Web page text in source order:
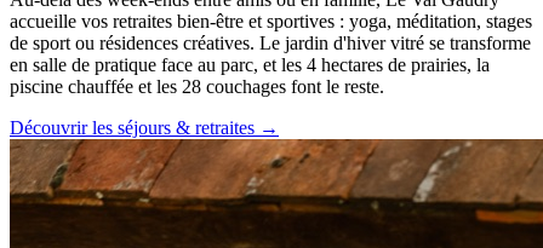
accueille vos retraites bien-être et sportives : yoga, méditation, stages
de sport ou résidences créatives. Le jardin d'hiver vitré se transforme
en salle de pratique face au parc, et les 4 hectares de prairies, la
piscine chauffée et les 28 couchages font le reste.
Découvrir les séjours & retraites →